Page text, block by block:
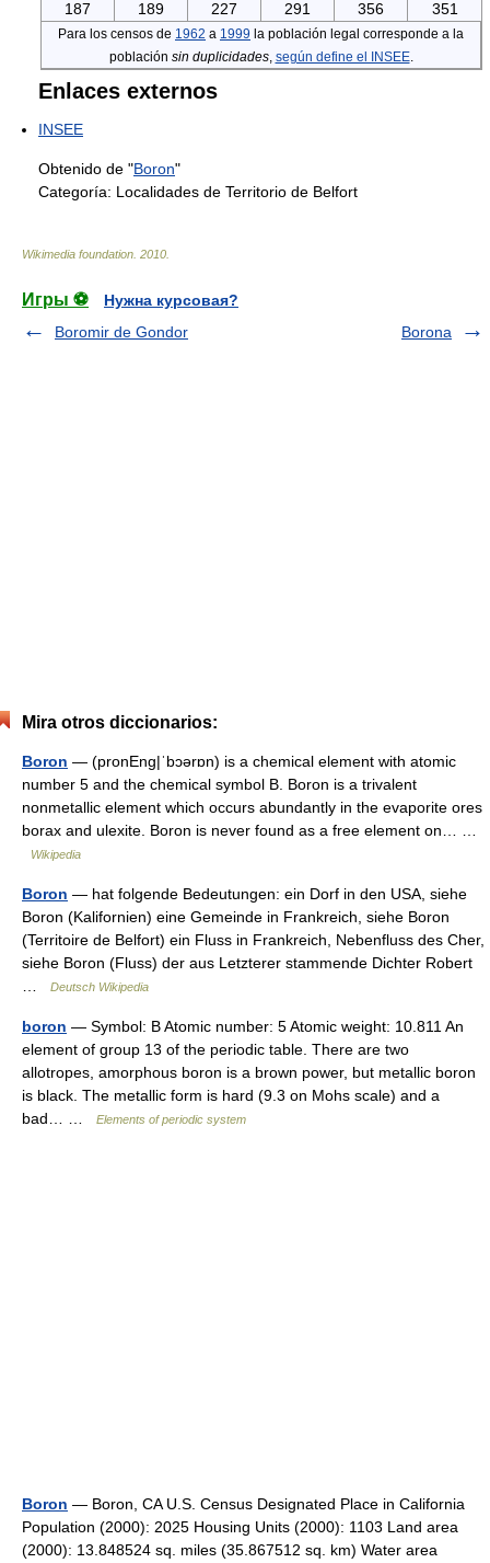
187 189 227 291 356 351
Para los censos de 1962 a 1999 la población legal corresponde a la
población sin duplicidades, según define el INSEE.
Enlaces externos
INSEE
Obtenido de "Boron"
Categoría: Localidades de Territorio de Belfort
Wikimedia foundation 2010
Игры ⚽
Нужна курсовая?
Boromir de Gondor
Borona
Mira otros diccionarios:
Boron — (pronEng|ˈbɔərɒn) is a chemical element with atomic
number 5 and the chemical symbol B. Boron is a trivalent
nonmetallic element which occurs abundantly in the evaporite ores
borax and ulexite. Boron is never found as a free element on… …
Wikipedia
Boron — hat folgende Bedeutungen: ein Dorf in den USA, siehe
Boron (Kalifornien) eine Gemeinde in Frankreich, siehe Boron
(Territoire de Belfort) ein Fluss in Frankreich, Nebenfluss des Cher,
siehe Boron (Fluss) der aus Letzterer stammende Dichter Robert
Deutsch Wikipedia
boron — Symbol: B Atomic number: 5 Atomic weight: 10.811 An
element of group 13 of the periodic table. There are two
allotropes, amorphous boron is a brown power, but metallic boron
is black. The metallic form is hard (9.3 on Mohs scale) and a
bad… …
Elements of periodic system
Boron — Boron, CA U.S. Census Designated Place in California
Population (2000): 2025 Housing Units (2000): 1103 Land area
(2000): 13.848524 sq. miles (35.867512 sq. km) Water area